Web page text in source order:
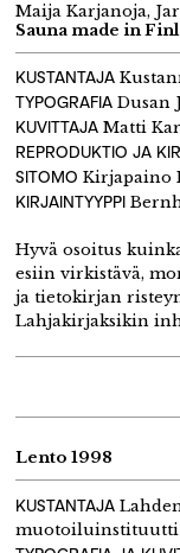
Maija Karjanoja,
Sauna made in
KUSTANTAJA
TYPOGRAFIA Dusan
KUVITTAJA Matti
REPRODUKTIO JA
SITOMO Kirjapaino
KIRJAINTYYPPI
Hyvä osoitus
esiin virkistävä,
ja tietokirjan
Lahjakirjaksikin
Lento 1998
KUSTANTAJA
muotoiluinstituutti